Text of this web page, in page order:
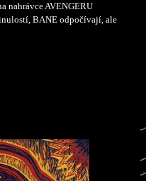
nahrávce AVENGERU
BANE odpočívají, ale